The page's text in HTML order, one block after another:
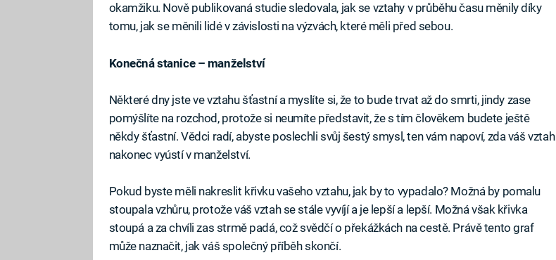
okamžiku. Nově publikovaná studie sledovala, jak se vztahy v průběhu času měnily díky
tomu, jak se měnili lidé v závislosti na výzvách, které měli před sebou.
Konečná stanice – manželství
Některé dny jste ve vztahu šťastní a myslíte si, že to bude trvat až do smrti, jindy zase
pomýšlíte na rozchod, protože si neumíte představit, že s tím člověkem budete ještě
někdy šťastní. Vědci radí, abyste poslechli svůj šestý smysl, ten vám napoví, zda váš vztah
nakonec vyústí v manželství.
Pokud byste měli nakreslit křivku vašeho vztahu, jak by to vypadalo? Možná by pomalu
stoupala vzhůru, protože váš vztah se stále vyvíjí a je lepší a lepší. Možná však křivka
stoupá a za chvíli zas strmě padá, což svědčí o překážkách na cestě. Právě tento graf
může naznačit, jak váš společný příběh skončí.